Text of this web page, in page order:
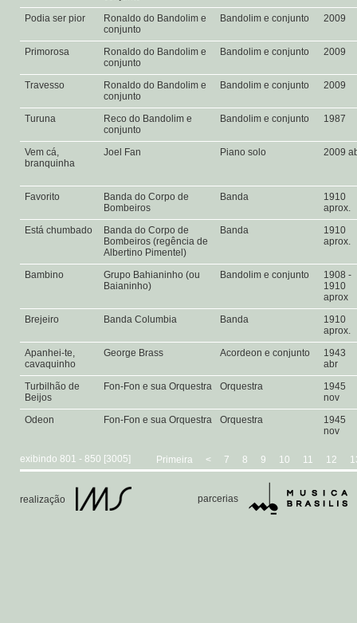
Podia ser pior
Ronaldo do Bandolim e
conjunto
Bandolim e conjunto 2009
Primorosa
Ronaldo do Bandolim e
conjunto
Bandolim e conjunto 2009
Travesso
Ronaldo do Bandolim e
conjunto
Bandolim e conjunto 2009
Turuna
Reco do Bandolim e
conjunto
Bandolim e conjunto 1987
Vem cá,
branquinha
Joel Fan Piano solo 2009
Favorito
Banda do Corpo de
Bombeiros
Banda
1910
aprox.
Está chumbado
Banda do Corpo de
Bombeiros (regência de
Albertino Pimentel)
Banda
1910
aprox.
Bambino
Grupo Bahianinho (ou
Baianinho)
Bandolim e conjunto
1908 -
1910
aprox
Brejeiro
Banda Columbia Banda
1910
aprox.
Apanhei-te,
cavaquinho
George Brass Acordeon e conjunto
1943
abr
Turbilhão de
Beijos
Fon-Fon e sua Orquestra Orquestra
1945
nov
Odeon
Fon-Fon e sua Orquestra Orquestra
1945
nov
exibindo 801 - 850 [3005] Primeira < 7 8 9 10 11 12
realização parcerias